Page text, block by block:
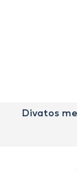
Divatos